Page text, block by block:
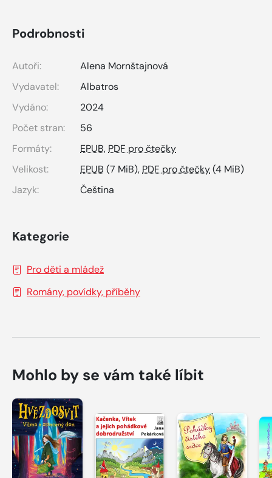
Podrobnosti
Autoři:
Alena Mornštajnová
Vydavatel:
Albatros
Vydáno:
2024
Počet stran:
56
Formáty:
EPUB,PDF pro čtečky
Velikost:
EPUB (7 MiB),PDF pro čtečky(4 MiB)
Jazyk:
Čeština
Kategorie
Pro děti a mládež
Romány, povídky, příběhy
Mohlo by se vám také líbit